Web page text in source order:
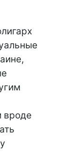
вроде